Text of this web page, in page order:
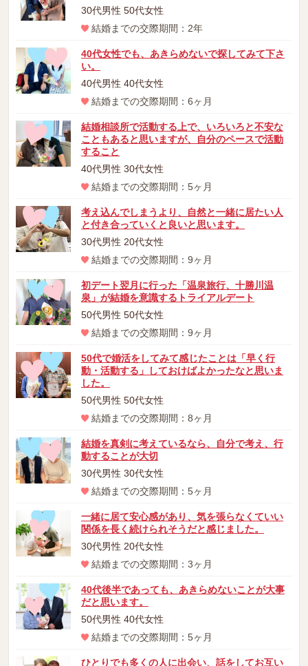
30代男性 50代女性
結婚までの交際期間：2年
40代女性でも、あきらめないで探してみて下さ
い。
40代男性 40代女性
結婚までの交際期間：6ヶ月
結婚相談所で活動する上で、いろいろと不安な
こともあると思いますが、自分のペースで活動
すること
40代男性 30代女性
結婚までの交際期間：5ヶ月
考え込んでしまうより、自然と一緒に居たい人
と付き合っていくと良いと思います。
30代男性 20代女性
結婚までの交際期間：9ヶ月
初デート翌月に行った「温泉旅行、十勝川温
泉」が結婚を意識するトライアルデート
50代男性 50代女性
結婚までの交際期間：9ヶ月
50代で婚活をしてみて感じたことは「早く行
動・活動する」しておけばよかったなと思いま
した。
50代男性 50代女性
結婚までの交際期間：8ヶ月
結婚を真剣に考えているなら、自分で考え、行
動することが大切
30代男性 30代女性
結婚までの交際期間：5ヶ月
一緒に居て安心感があり、気を張らなくていい
関係を長く続けられそうだと感じました。
30代男性 20代女性
結婚までの交際期間：3ヶ月
40代後半であっても、あきらめないことが大事
だと思います。
50代男性 40代女性
結婚までの交際期間：5ヶ月
ひとりでも多くの人に出会い、話をしてお互い